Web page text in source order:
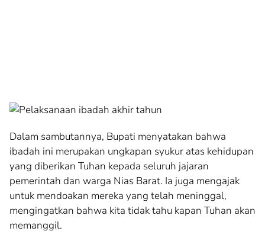
Dalam sambutannya, Bupati menyatakan bahwa
ibadah ini merupakan ungkapan syukur atas kehidupan
yang diberikan Tuhan kepada seluruh jajaran
pemerintah dan warga Nias Barat. Ia juga mengajak
untuk mendoakan mereka yang telah meninggal,
mengingatkan bahwa kita tidak tahu kapan Tuhan akan
memanggil.